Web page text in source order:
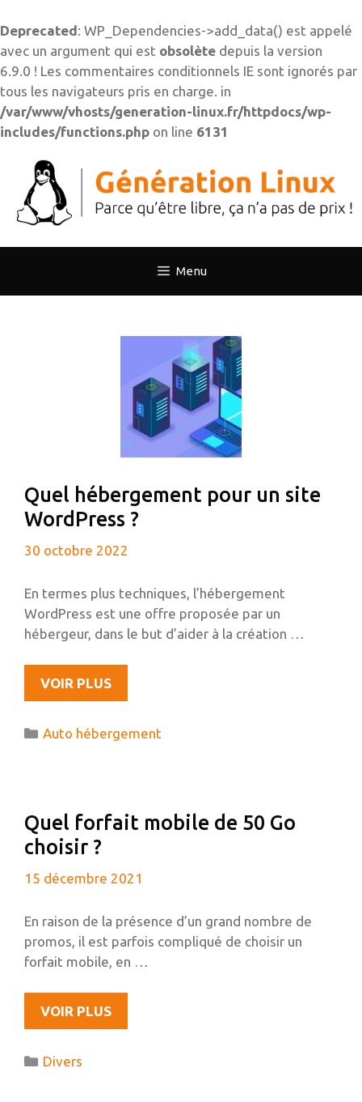
Deprecated: WP_Dependencies->add_data() est appelé
avec un argument qui est obsolète depuis la version
6.9.0 ! Les commentaires conditionnels IE sont ignorés par
tous les navigateurs pris en charge. in
/var/www/vhosts/generation-linux.fr/httpdocs/wp-
includes/functions.php on line 6131
contenu
Menu
Quel hébergement pour un site
WordPress ?
30 octobre 2022
En termes plus techniques, l’hébergement
WordPress est une offre proposée par un
hébergeur, dans le but d’aider à la création …
VOIR PLUSQUEL
HÉBERGEMENT
UN
Catégories
Auto hébergement
Quel forfait mobile de 50 Go
choisir ?
15 décembre 2021
En raison de la présence d’un grand nombre de
promos, il est parfois compliqué de choisir un
forfait mobile, en …
VOIR PLUSQUEL
FORFAIT
Catégories
Divers